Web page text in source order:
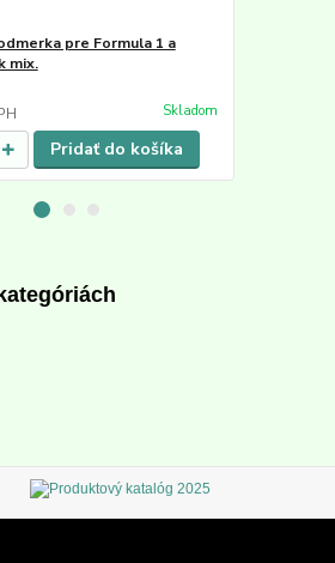
pre Formula 1 a
mix.
Skladom
Pridať do košíka